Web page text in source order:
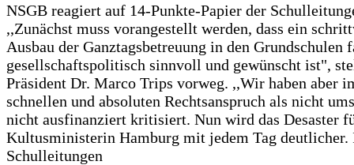
NSGB reagiert auf 14-Punkte-Papier der
,,Zunächst muss vorangestellt werden, dass ein
Ausbau der Ganztagsbetreuung in den Grundschulen
gesellschaftspolitisch sinnvoll und gewünscht ist",
Präsident Dr. Marco Trips vorweg. ,,Wir haben aber
schnellen und absoluten Rechtsanspruch als nicht
nicht ausfinanziert kritisiert. Nun wird das Desaster
Kultusministerin Hamburg mit jedem Tag deutlicher.
Schulleitungen